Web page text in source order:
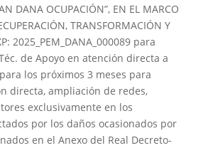
DANA OCUPACIÓN”, EN EL MARCO
TRANSFORMACIÓN Y
2025_PEM_DANA_000089 para
de Apoyo en atención directa a
los próximos 3 meses para
directa, ampliación de redes,
exclusivamente en los
por los daños ocasionados por
en el Anexo del Real Decreto-